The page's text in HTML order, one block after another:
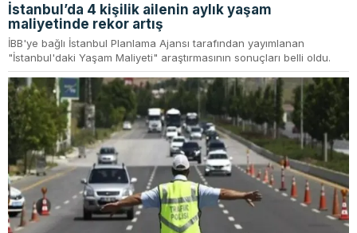
İstanbul’da 4 kişilik ailenin aylık yaşam
maliyetinde rekor artış
İBB'ye bağlı İstanbul Planlama Ajansı tarafından yayımlanan
"İstanbul'daki Yaşam Maliyeti" araştırmasının sonuçları belli oldu.